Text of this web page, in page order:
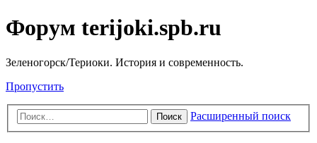
Форум terijoki.spb.ru
Зеленогорск/Териоки. История и современность.
Пропустить
Поиск Расширенный поиск